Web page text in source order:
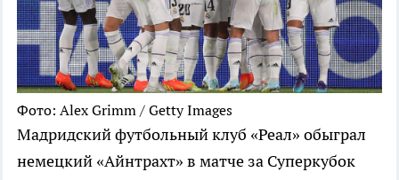
Фото: Alex Grimm / Getty Images
Мадридский футбольный клуб «Реал» обыграл
немецкий «Айнтрахт» в матче за Суперкубок